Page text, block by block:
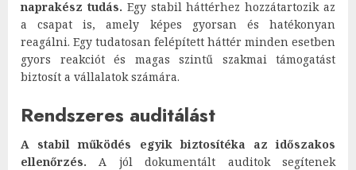
naprakész tudás. Egy stabil háttérhez hozzátartozik az
a csapat is, amely képes gyorsan és hatékonyan
reagálni. Egy tudatosan felépített háttér minden esetben
gyors reakciót és magas szintű szakmai támogatást
biztosít a vállalatok számára.
Rendszeres auditálást
A stabil működés egyik biztosítéka az időszakos
ellenőrzés. A jól dokumentált auditok segítenek